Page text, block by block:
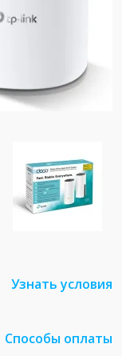
Узнать условия
Способы оплаты